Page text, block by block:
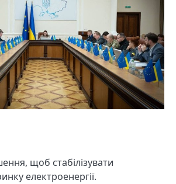
щоб стабілізувати
електроенергії.